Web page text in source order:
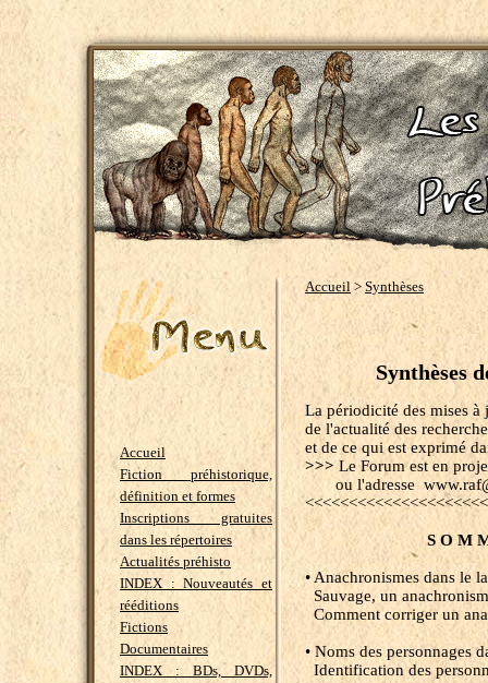
Accueil
Fiction préhistorique,
définition et formes
Inscriptions gratuites
dans les répertoires
Actualités préhisto
INDEX : Nouveautés et
rééditions
Fictions
Documentaires
INDEX : BDs, DVDs,
Accueil > Synthèses
Synthèses
La périodicité des mises à
de l'actualité des
et de ce qui est exprimé
>>> Le Forum est en
ou l'adresse
S O M
• Anachronismes dans le
Sauvage, un
Comment corriger un
• Noms des personnages
Identification des